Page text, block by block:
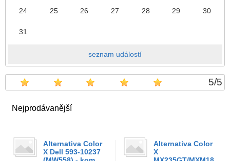
24 25 26 27 28 29 30
31
seznam událostí
5/5
Nejprodávanější
Alternativa Color
X Dell 593-10237
Alternativa Color
X